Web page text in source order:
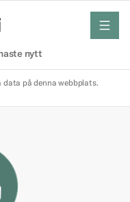
nytt
meny
data på denna webbplats.